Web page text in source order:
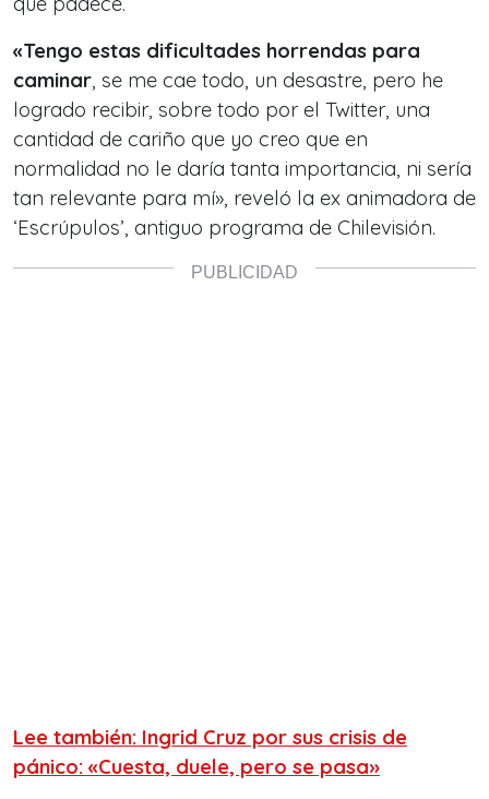
«Tengo estas dificultades horrendas para
caminar, se me cae todo, un desastre, pero he
logrado recibir, sobre todo por el Twitter, una
cantidad de cariño que yo creo que en
normalidad no le daría tanta importancia, ni sería
tan relevante para mí», reveló la ex animadora de
‘Escrúpulos’, antiguo programa de Chilevisión.
Lee también: Ingrid Cruz por sus crisis de
pánico: «Cuesta, duele, pero se pasa»